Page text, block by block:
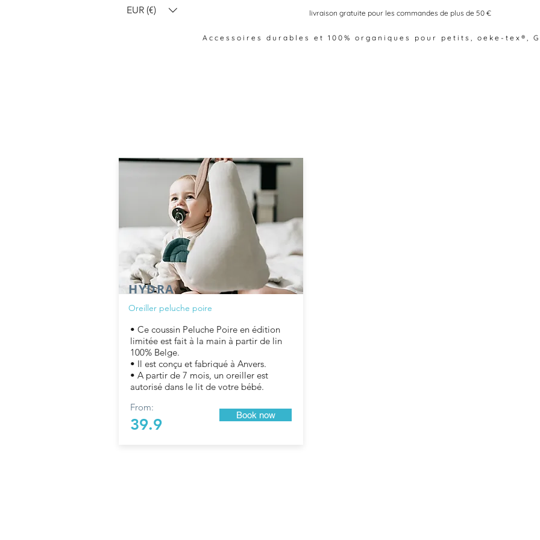
Accessoires durables et 100% organiques pour petits, oeke-tex®,
EUR (€) livraison gratuite pour les commandes de plus de 50 €
HYDRA
Oreiller peluche poire
• Ce coussin Peluche Poire en édition
limitée est fait à la main à partir de lin
100% Belge.
• Il est conçu et fabriqué à Anvers.
• A partir de 7 mois, un oreiller est
autorisé dans le lit de votre bébé.
From:
39.9
Book now